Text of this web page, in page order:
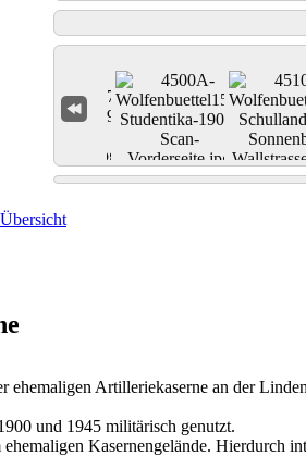
ehemaligen Artilleriekaserne an der
und 1945 militärisch genutzt.
Kasernengelände. Hierdurch